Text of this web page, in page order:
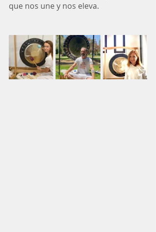
que nos une y nos eleva.